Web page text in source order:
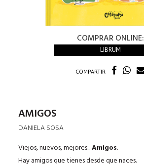
COMPRAR ONLINE:
LIBRUM
COMPARTIR
AMIGOS
DANIELA SOSA
Viejos, nuevos, mejores...Amigos.
Hay amigos que tienes desde que naces.